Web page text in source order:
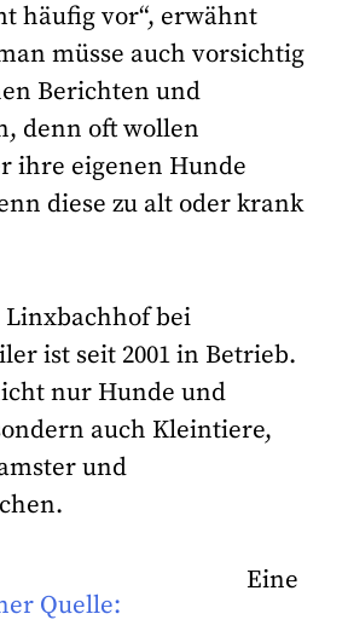
häufig vor“, erwähnt
müsse auch vorsichtig
Berichten und
denn oft wollen
ihre eigenen Hunde
diese zu alt oder krank
bei
ist seit 2001 in Betrieb.
nur Hunde und
auch Kleintiere,
und
Eine